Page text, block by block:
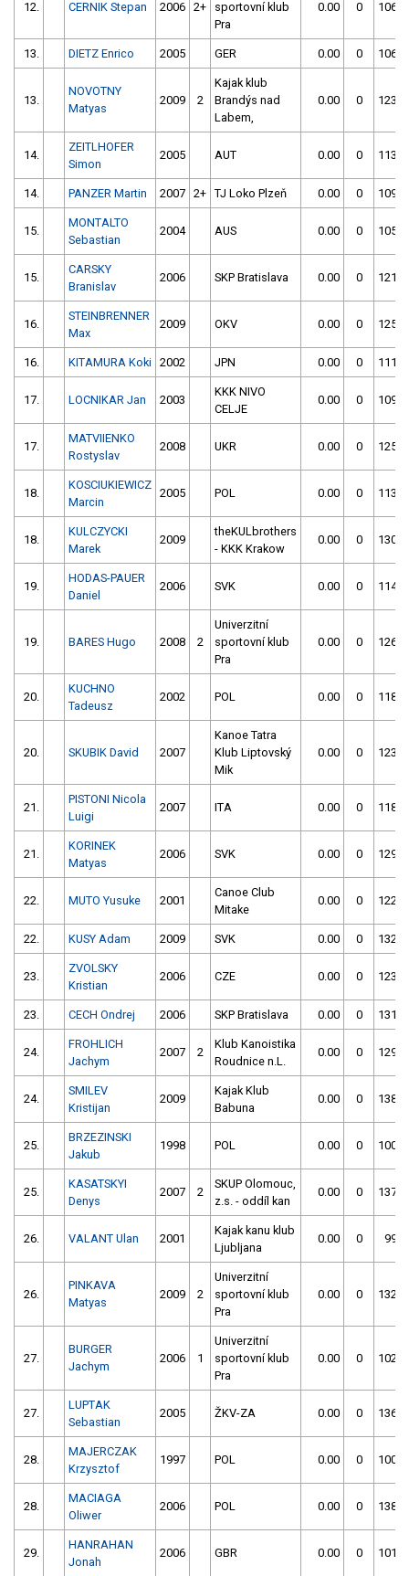
12. CERNIK Stepan 2006 2+
sportovní klub
Pra
0.00 0
13. DIETZ Enrico 2005 GER 0.00 0
13.
NOVOTNY
Matyas
2009 2
Kajak klub
Brandýs nad
Labem,
0.00 0
14.
ZEITLHOFER
Simon
2005 AUT 0.00 0
14. PANZER Martin 2007 2+ TJ Loko Plzeň 0.00 0
15.
MONTALTO
Sebastian
2004 AUS 0.00 0
15.
CARSKY
Branislav
2006 SKP Bratislava 0.00 0
16.
STEINBRENNER
Max
2009 OKV 0.00 0
16. KITAMURA Koki 2002 JPN 0.00 0
17. LOCNIKAR Jan 2003
KKK NIVO
CELJE
0.00 0
17.
MATVIIENKO
Rostyslav
2008 UKR 0.00 0
18.
KOSCIUKIEWICZ
Marcin
2005 POL 0.00 0
18.
KULCZYCKI
Marek
2009
theKULbrothers
- KKK Krakow
0.00 0
19.
HODAS-PAUER
Daniel
2006 SVK 0.00 0
19. BARES Hugo 2008 2
Univerzitní
sportovní klub
Pra
0.00 0
20.
KUCHNO
Tadeusz
2002 POL 0.00 0
20. SKUBIK David 2007
Kanoe Tatra
Klub Liptovský
Mik
0.00 0
21.
PISTONI Nicola
Luigi
2007 ITA 0.00 0
21.
KORINEK
Matyas
2006 SVK 0.00 0
22. MUTO Yusuke 2001
Canoe Club
Mitake
0.00 0
22. KUSY Adam 2009 SVK 0.00 0
23.
ZVOLSKY
Kristian
2006 CZE 0.00 0
23. CECH Ondrej 2006 SKP Bratislava 0.00 0
24.
FROHLICH
Jachym
2007 2
Klub Kanoistika
Roudnice n.L.
0.00 0
24.
SMILEV
Kristijan
2009
Kajak Klub
Babuna
0.00 0
25.
BRZEZINSKI
Jakub
1998 POL 0.00 0
25.
KASATSKYI
Denys
2007 2
SKUP Olomouc,
z.s. - oddíl kan
0.00 0
26. VALANT Ulan 2001
Kajak kanu klub
Ljubljana
0.00 0
26.
PINKAVA
Matyas
2009 2
Univerzitní
sportovní klub
Pra
0.00 0
27.
BURGER
Jachym
2006 1
Univerzitní
sportovní klub
Pra
0.00 0
27.
LUPTAK
Sebastian
2005 ŽKV-ZA 0.00 0
28.
MAJERCZAK
Krzysztof
1997 POL 0.00 0
28.
MACIAGA
Oliwer
2006 POL 0.00 0
29.
HANRAHAN
Jonah
2006 GBR 0.00 0